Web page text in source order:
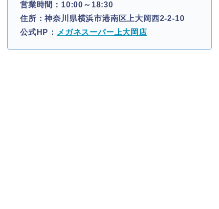
営業時間：10:00～18:30
住所：神奈川県横浜市港南区上大岡西2-2-10
公式HP： メガネスーパー上大岡店